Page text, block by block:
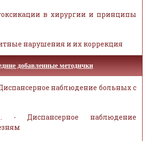
в хирургии и принципы
нарушения и их коррекция
добавленные методички
наблюдение больных с
- Диспансерное наблюдение